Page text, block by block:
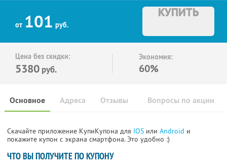
от 101 руб.
КУПИТЬ
Цена без скидки:
5380 руб.
Экономия:
60%
Основное Отзывы Вопросы по акции
Адреса
Скачайте приложение КупиКупона для IOS или Android и
покажите купон с экрана смартфона. Это удобно :)
ЧТО ВЫ ПОЛУЧИТЕ ПО КУПОНУ